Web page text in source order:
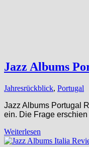
Jazz Albums
Jahresrückblick, Portugal
Jazz Albums Portugal
ein. Die Frage
Weiterlesen